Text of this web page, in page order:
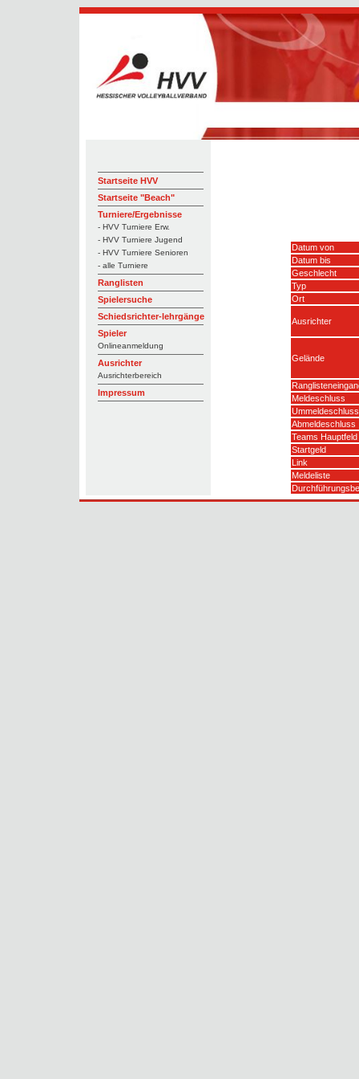
Startseite HVV
Startseite "Beach"
Turniere/Ergebnisse
- HVV Turniere Erw.
- HVV Turniere Jugend
- HVV Turniere Senioren
- alle Turniere
Ranglisten
Spielersuche
Schiedsrichter-lehrgänge
Spieler
Onlineanmeldung
Ausrichter
Ausrichterbereich
Impressum
Datum von
Datum bis
Geschlecht
Typ
Ort
Ausrichter
Gelände
Meldeschluss
Ummeldeschluss
Abmeldeschluss
Teams Hauptfeld
Startgeld
Link
Meldeliste